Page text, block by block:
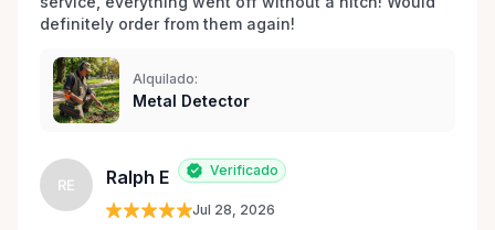
definitely order from them again!
Alquilado:
Metal Detector
RE Ralph E Verificado
Jul 28, 2026